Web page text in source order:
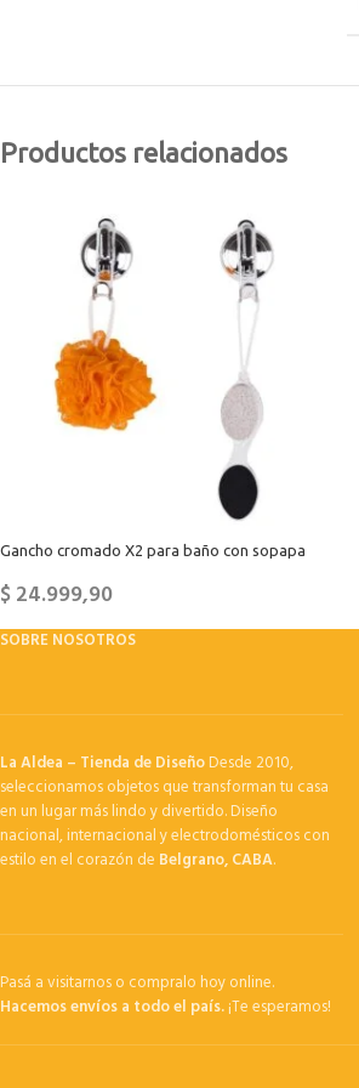
Productos relacionados
Gancho cromado X2 para baño con sopapa
$24.999,90
SOBRE NOSOTROS
La Aldea – Tienda de DiseñoDesde 2010,
seleccionamos objetos que transforman tu casa
en un lugar más lindo y divertido. Diseño
nacional, internacional y electrodomésticos con
estilo en el corazón de Belgrano, CABA.
Pasá a visitarnos o compralo hoy online.
Hacemos envíos a todo el país.¡Te esperamos!